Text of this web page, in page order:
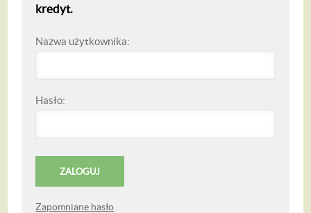
kredyt.
Nazwa użytkownika:
Hasło:
Zapomniane hasło